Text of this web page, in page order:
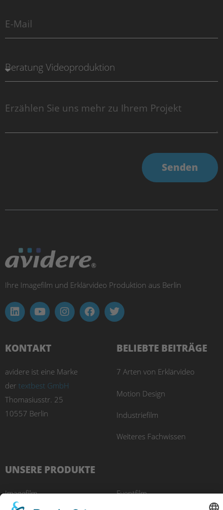
Senden
Ihre Imagefilm und Erklärvideo Produktion aus Berlin
KONTAKT
avidere ist eine Marke
der textbest GmbH
Thomasiusstr. 25
10557 Berlin
BELIEBTE BEITRÄGE
7 Arten von Erklärvideo
Motion Design
Industriefilm
Weiteres Fachwissen
UNSERE PRODUKTE
Imagefilm Eventfilm